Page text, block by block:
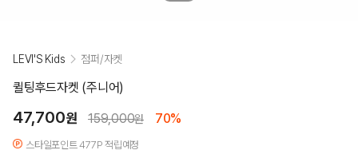
LEVI'S Kids 점퍼/자켓
퀼팅후드자켓 (주니어)
47,700원 159,000원 70%
스타일포인트 477P 적립예정